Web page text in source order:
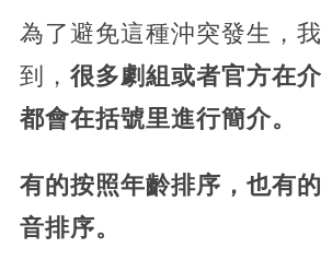
為了避免這種沖突發生，
到， 很多劇組或者官方在
都會在括號里進行簡介。
有的按照年齡排序，也有
音排序。